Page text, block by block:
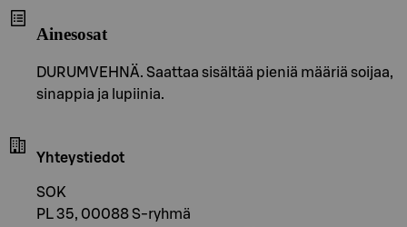
Ainesosat
DURUMVEHNÄ. Saattaa sisältää pieniä määriä soijaa,
sinappia ja lupiinia.
Yhteystiedot
SOK
PL 35, 00088 S-ryhmä